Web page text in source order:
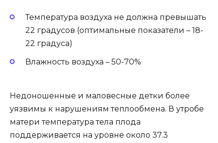
Температура воздуха не должна превышать
22 градусов (оптимальные показатели – 18-
22 градуса)
Влажность воздуха – 50-70%
Недоношенные и маловесные детки более
уязвимы к нарушениям теплообмена. В утробе
матери температура тела плода
поддерживается на уровне около 37.3